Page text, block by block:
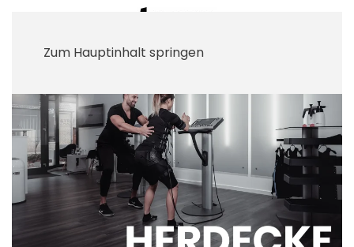
Zum Hauptinhalt springen